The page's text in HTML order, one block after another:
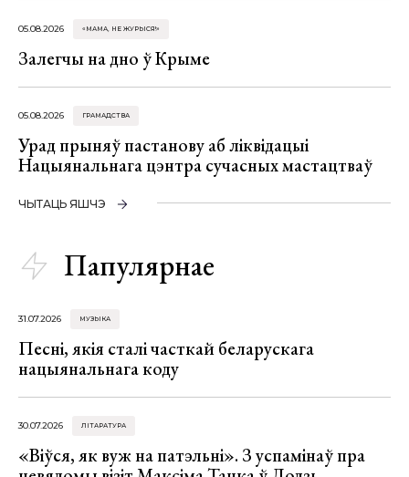
05.08.2026 «МАМА, НЕ ЖУРЫСЯ!»
Залегчы на дно ў Крыме
05.08.2026 ГРАМАДСТВА
Урад прыняў пастанову аб ліквідацыі
Нацыянальнага цэнтра сучасных мастацтваў
ЧЫТАЦЬ ЯШЧЭ
Папулярнае
31.07.2026 МУЗЫКА
Песні, якія сталі часткай беларускага
нацыянальнага коду
30.07.2026 ЛІТАРАТУРА
«Віўся, як вуж на патэльні». З успамінаў пра